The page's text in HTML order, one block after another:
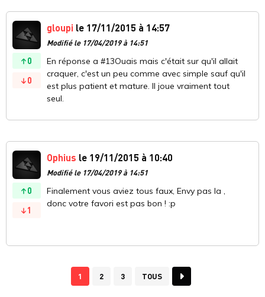
0
0
gloupi le 17/11/2015 à 14:57
Modifié le 17/04/2019 à 14:51
En réponse a #13Ouais mais c'était sur qu'il allait
craquer, c'est un peu comme avec simple sauf qu'il
est plus patient et mature. Il joue vraiment tout
seul.
0
1
Ophius le 19/11/2015 à 10:40
Modifié le 17/04/2019 à 14:51
Finalement vous aviez tous faux, Envy pas la ,
donc votre favori est pas bon ! :p
1 2 3 TOUS